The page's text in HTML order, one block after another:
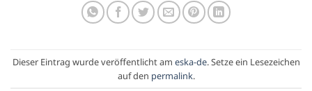
Dieser Eintrag wurde veröffentlicht am eska-de. Setze ein Lesezeichen
auf den permalink.